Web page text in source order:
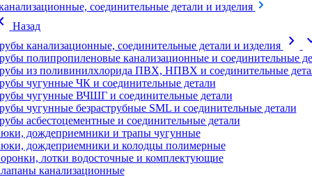
соединительные детали и изделия
Назад
канализационные, соединительные детали и изделия
chevron_right
полипропиленовые канализационные и соединительные
из поливинилхлорида ПВХ, НПВХ и соединительные
чугунные ЧК и соединительные детали
чугунные ВЧШГ и соединительные детали
чугунные безраструбные SML и соединительные детали
асбестоцементные и соединительные детали
дождеприемники и трапы чугунные
дождеприемники и колодцы полимерные
лотки водосточные и комплектующие
канализационные